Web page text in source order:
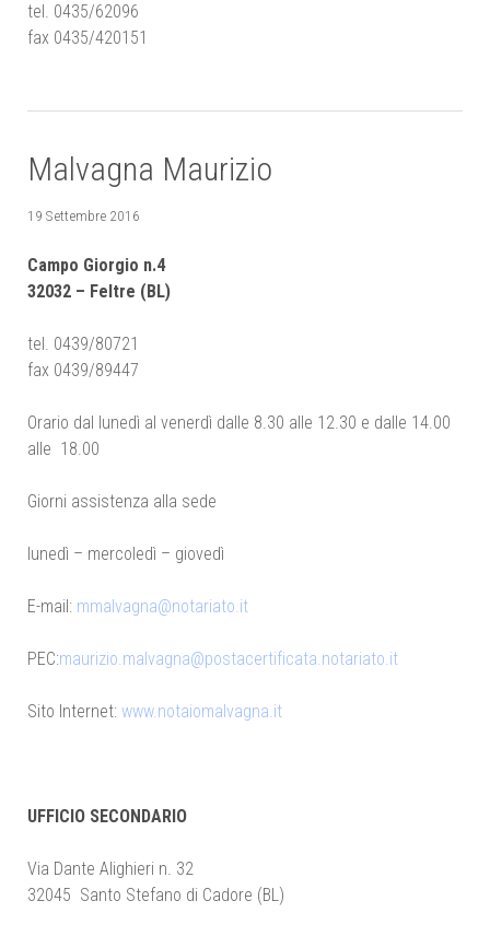
tel. 0435/62096
fax 0435/420151
Malvagna Maurizio
19 Settembre 2016
Campo Giorgio n.4
32032 – Feltre (BL)
tel. 0439/80721
fax 0439/89447
Orario dal lunedì al venerdì dalle 8.30 alle 12.30 e dalle 14.00
alle 18.00
Giorni assistenza alla sede
lunedì – mercoledì – giovedì
E-mail: mmalvagna@notariato.it
PEC:maurizio.malvagna@postacertificata.notariato.it
Sito Internet: www.notaiomalvagna.it
UFFICIO SECONDARIO
Via Dante Alighieri n. 32
32045 Santo Stefano di Cadore (BL)